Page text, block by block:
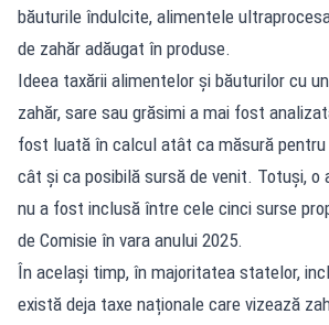
băuturile îndulcite, alimentele
de zahăr adăugat în produse.
Ideea taxării alimentelor și băuturilor cu
zahăr, sare sau grăsimi a mai fost
fost luată în calcul atât ca măsură
cât și ca posibilă sursă de venit. Totuși,
nu a fost inclusă între cele cinci surse
de Comisie în vara anului 2025.
În același timp, în majoritatea statelor,
există deja taxe naționale care vizează